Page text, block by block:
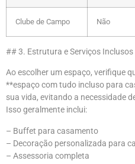
Clube de Campo Não
## 3. Estrutura e Serviços Inclusos
Ao escolher um espaço, verifique
**espaço com tudo incluso para
sua vida, evitando a necessidade
Isso geralmente inclui:
– Buffet para casamento
– Decoração personalizada para
– Assessoria completa